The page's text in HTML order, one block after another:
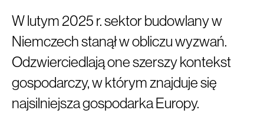
W lutym 2025 r. sektor budowlany w
Niemczech stanął w obliczu wyzwań.
Odzwierciedlają one szerszy kontekst
gospodarczy, w którym znajduje się
najsilniejsza gospodarka Europy.